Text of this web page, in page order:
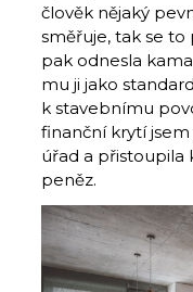
člověk nějaký
směřuje, tak se to
pak odnesla
mu ji jako
k stavebnímu
finanční krytí
úřad a přistoupila
peněz.